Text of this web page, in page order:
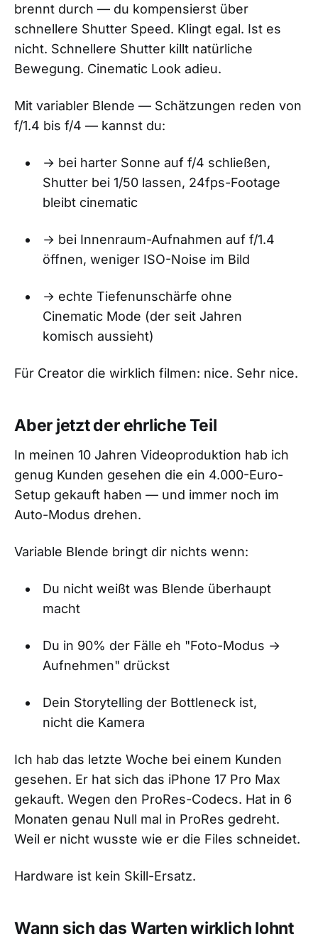
brennt durch — du kompensierst über
schnellere Shutter Speed. Klingt egal. Ist es
nicht. Schnellere Shutter killt natürliche
Bewegung. Cinematic Look adieu.
Mit variabler Blende — Schätzungen reden von
f/1.4 bis f/4 — kannst du:
→ bei harter Sonne auf f/4 schließen,
Shutter bei 1/50 lassen, 24fps-Footage
bleibt cinematic
→ bei Innenraum-Aufnahmen auf f/1.4
öffnen, weniger ISO-Noise im Bild
→ echte Tiefenunschärfe ohne
Cinematic Mode (der seit Jahren
komisch aussieht)
Für Creator die wirklich filmen: nice. Sehr nice.
Aber jetzt der ehrliche Teil
In meinen 10 Jahren Videoproduktion hab ich
genug Kunden gesehen die ein 4.000-Euro-
Setup gekauft haben — und immer noch im
Auto-Modus drehen.
Variable Blende bringt dir nichts wenn:
Du nicht weißt was Blende überhaupt
macht
Du in 90% der Fälle eh "Foto-Modus →
Aufnehmen" drückst
Dein Storytelling der Bottleneck ist,
nicht die Kamera
Ich hab das letzte Woche bei einem Kunden
gesehen. Er hat sich das iPhone 17 Pro Max
gekauft. Wegen den ProRes-Codecs. Hat in 6
Monaten genau Null mal in ProRes gedreht.
Weil er nicht wusste wie er die Files schneidet.
Hardware ist kein Skill-Ersatz.
Wann sich das Warten wirklich lohnt